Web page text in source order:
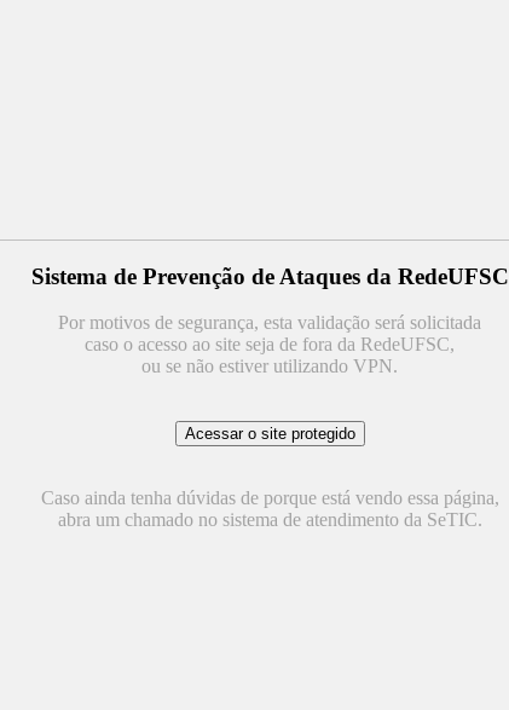
Sistema de Prevenção de Ataques da RedeUFSC
Por motivos de segurança, esta validação será solicitada
caso o acesso ao site seja de fora da RedeUFSC,
ou se não estiver utilizando VPN.
Caso ainda tenha dúvidas de porque está vendo essa página,
abra um chamado no sistema de atendimento da SeTIC.